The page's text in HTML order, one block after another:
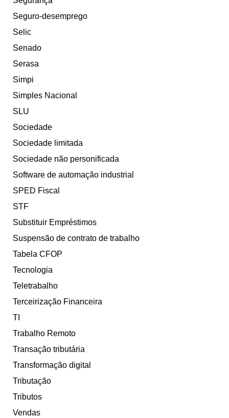
Seguro-desemprego
Selic
Senado
Serasa
Simpi
Simples Nacional
SLU
Sociedade
Sociedade limitada
Sociedade não personificada
Software de automação industrial
SPED Fiscal
STF
Substituir Empréstimos
Suspensão de contrato de trabalho
Tabela CFOP
Tecnologia
Teletrabalho
Terceirização Financeira
TI
Trabalho Remoto
Transação tributária
Transformação digital
Tributação
Tributos
Vendas